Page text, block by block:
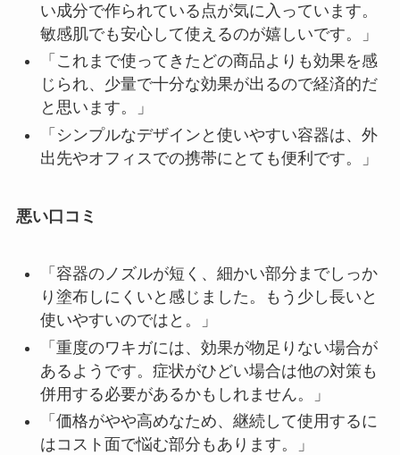
い成分で作られている点が気に入っています。
敏感肌でも安心して使えるのが嬉しいです。」
「これまで使ってきたどの商品よりも効果を感
じられ、少量で十分な効果が出るので経済的だ
と思います。」
「シンプルなデザインと使いやすい容器は、外
出先やオフィスでの携帯にとても便利です。」
悪い口コミ
「容器のノズルが短く、細かい部分までしっか
り塗布しにくいと感じました。もう少し長いと
使いやすいのではと。」
「重度のワキガには、効果が物足りない場合が
あるようです。症状がひどい場合は他の対策も
併用する必要があるかもしれません。」
「価格がやや高めなため、継続して使用するに
はコスト面で悩む部分もあります。」